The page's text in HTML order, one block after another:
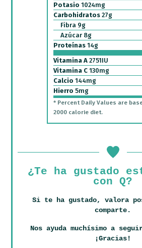
Potasio 1024mg
Carbohidratos 27g
Fibra 9g
Azúcar 8g
Proteínas 14g
Vitamina A 2751IU
Vitamina C 130mg
Calcio 144mg
Hierro 5mg
* Percent Daily Values are
2000 calorie diet.
¿Te ha gustado
con Q?
Si te ha gustado, valora
comparte.
Nos ayuda muchísimo a
¡Gracias!